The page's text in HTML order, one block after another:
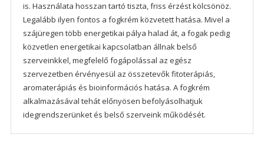
is. Használata hosszan tartó tiszta, friss érzést kölcsönöz.
Legalább ilyen fontos a fogkrém közvetett hatása. Mivel a
szájüregen több energetikai pálya halad át, a fogak pedig
közvetlen energetikai kapcsolatban állnak belső
szerveinkkel, megfelelő fogápolással az egész
szervezetben érvényesül az összetevők fitoterápiás,
aromaterápiás és bioinformációs hatása. A fogkrém
alkalmazásával tehát előnyösen befolyásolhatjuk
idegrendszerünket és belső szerveink működését.